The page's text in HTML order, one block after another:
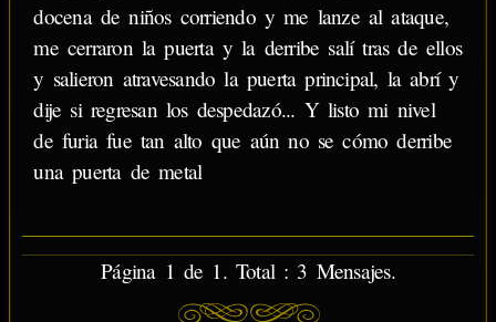
docena de niños corriendo y me lanze al ataque,
me cerraron la puerta y la derribe salí tras de ellos
y salieron atravesando la puerta principal, la abrí y
dije si regresan los despedazó... Y listo mi nivel
de furia fue tan alto que aún no se cómo derribe
una puerta de metal
Página 1 de 1. Total : 3 Mensajes.